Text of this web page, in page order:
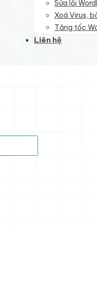
Sửa lỗi
Xoá Virus,
Tăng tốc
Liên hệ